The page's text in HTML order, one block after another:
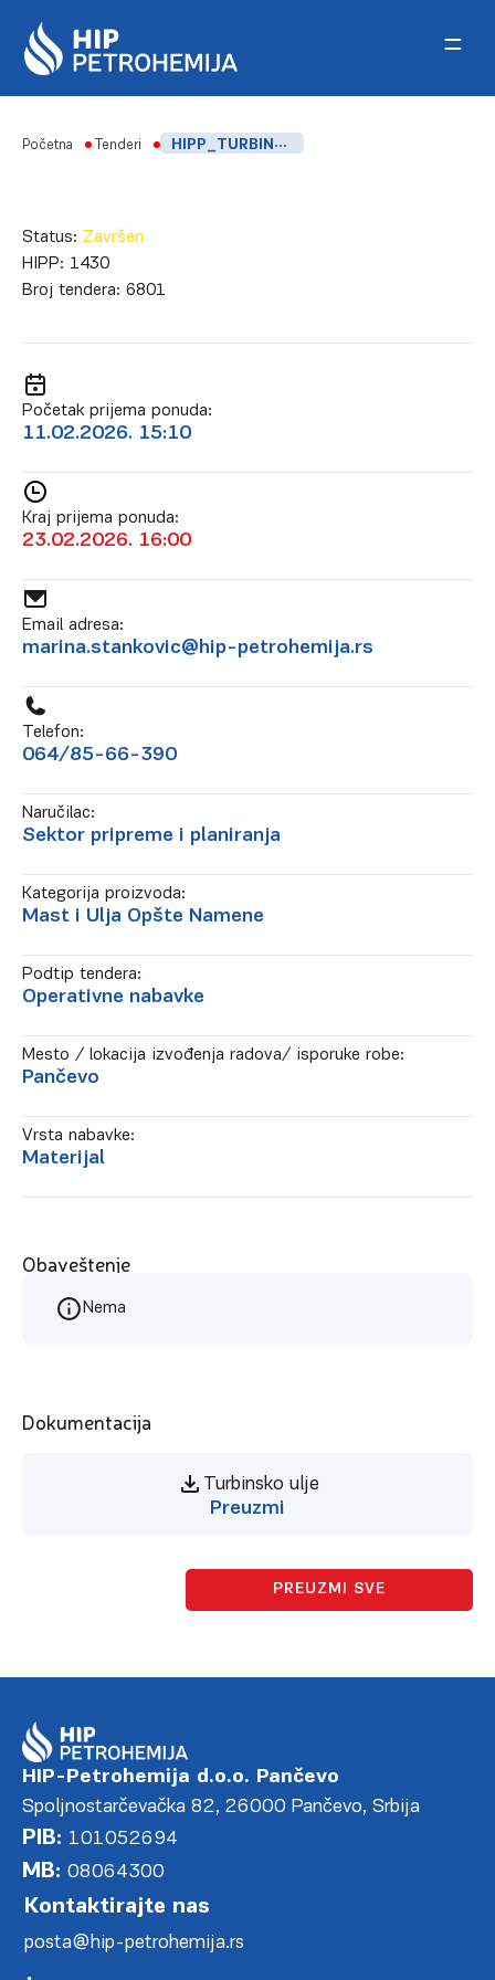
Početna Tenderi HIPP_TURBINSKO ULJE
Status: Završen
HIPP: 1430
Broj tendera: 6801
Početak prijema ponuda:
11.02.2026. 15:10
Kraj prijema ponuda:
23.02.2026. 16:00
Email adresa:
marina.stankovic@hip-petrohemija.rs
Telefon:
064/85-66-390
Naručilac:
Sektor pripreme i planiranja
Kategorija proizvoda:
Mast i Ulja Opšte Namene
Podtip tendera:
Operativne nabavke
Mesto / lokacija izvođenja radova/ isporuke robe:
Pančevo
Vrsta nabavke:
Materijal
Obaveštenje
Nema
Dokumentacija
Turbinsko ulje
Preuzmi
PREUZMI SVE
HIP-Petrohemija d.o.o. Pančevo
Spoljnostarčevačka 82, 26000 Pančevo, Srbija
PIB: 101052694
MB: 08064300
Kontaktirajte nas
posta@hip-petrohemija.rs